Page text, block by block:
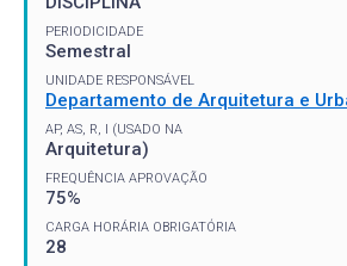
PERIODICIDADE
Semestral
UNIDADE RESPONSÁVEL
Departamento de Arquitetura e
AP, AS, R, I (USADO NA
Arquitetura)
FREQUÊNCIA APROVAÇÃO
75%
CARGA HORÁRIA OBRIGATÓRIA
28